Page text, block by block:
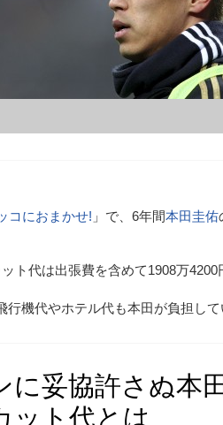
コにおまかせ! 」で、6年間本田圭佑
ト代は出張費を含めて1908万4200
行機代やホテル代も本田が負担して
に妥協許さぬ本
ット代とは